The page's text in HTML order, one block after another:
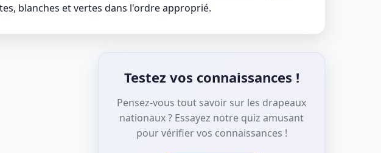
blanches et vertes dans l'ordre approprié.
Testez vos connaissances !
Pensez-vous tout savoir sur les drapeaux
nationaux ? Essayez notre quiz amusant
pour vérifier vos connaissances !